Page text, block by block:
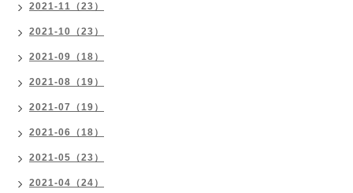
2021-11（23）
2021-10（23）
2021-09（18）
2021-08（19）
2021-07（19）
2021-06（18）
2021-05（23）
2021-04（24）